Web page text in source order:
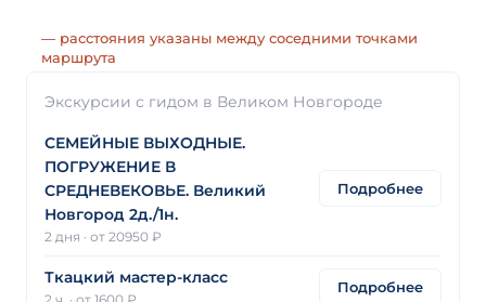
— расстояния указаны между соседними точками
маршрута
Экскурсии с гидом в Великом Новгороде
СЕМЕЙНЫЕ ВЫХОДНЫЕ.
ПОГРУЖЕНИЕ В
СРЕДНЕВЕКОВЬЕ. Великий
Новгород 2д./1н.
2 дня · от 20950 ₽
Подробнее
Ткацкий мастер-класс
Подробнее